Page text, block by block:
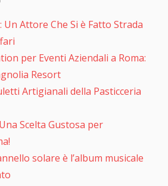
Attore Che Si è Fatto Strada
per Eventi Aziendali a Roma:
Resort
Artigianali della Pasticceria
Scelta Gustosa per
solare è l’album musicale